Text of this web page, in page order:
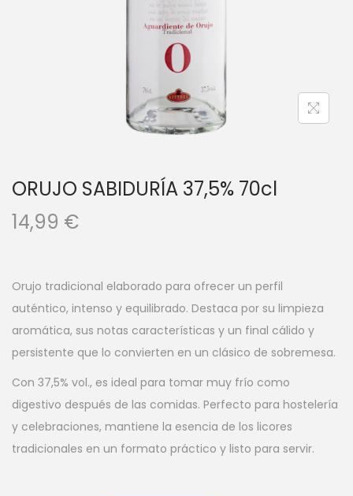
c
n
d
ORUJO SABIDURÍA 37,5% 70cl
14,99 €
Orujo tradicional elaborado para ofrecer un perfil
auténtico, intenso y equilibrado. Destaca por su limpieza
aromática, sus notas características y un final cálido y
persistente que lo convierten en un clásico de sobremesa.
Con 37,5% vol., es ideal para tomar muy frío como
digestivo después de las comidas. Perfecto para hostelería
y celebraciones, mantiene la esencia de los licores
tradicionales en un formato práctico y listo para servir.